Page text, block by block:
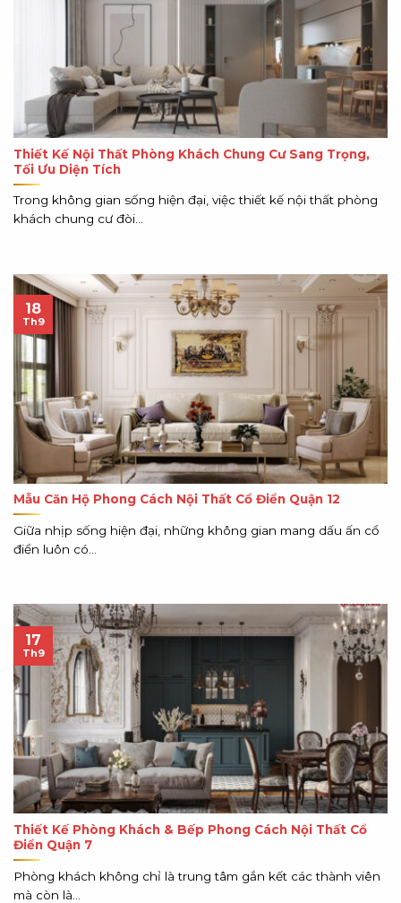
Thiết Kế Nội Thất Phòng Khách Chung Cư Sang Trọng,
Tối Ưu Diện Tích
Trong không gian sống hiện đại, việc thiết kế nội thất phòng
khách chung cư đòi...
Mẫu Căn Hộ Phong Cách Nội Thất Cổ Điển Quận 12
Giữa nhịp sống hiện đại, những không gian mang dấu ấn cổ
điển luôn có...
18
Th9
Thiết Kế Phòng Khách & Bếp Phong Cách Nội Thất Cổ
Điển Quận 7
Phòng khách không chỉ là trung tâm gắn kết các thành viên
mà còn là...
17
Th9